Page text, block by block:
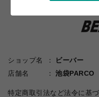
ショップ名
ビーバー
店舗名
池袋PARCO
特定商取引法など法令に基